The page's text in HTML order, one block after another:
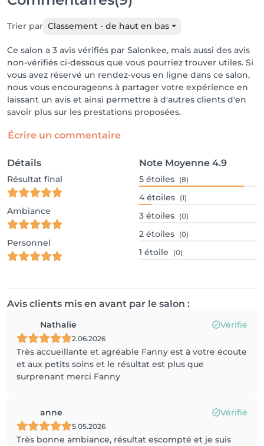
Trier par Classement - de haut en bas
Ce salon a 3 avis vérifiés par Salonkee, mais aussi des avis
non-vérifiés ci-dessous que vous pourriez trouver utiles. Si
vous avez réservé un rendez-vous en ligne dans ce salon,
nous vous encourageons à partager votre expérience en
laissant un avis et ainsi permettre à d'autres clients d'en
savoir plus sur les prestations proposées.
Écrire un commentaire
Détails
Résultat final
Ambiance
Personnel
Note Moyenne 4.9
5 étoiles (8)
4 étoiles (1)
3 étoiles (0)
2 étoiles (0)
1 étoile (0)
Avis clients mis en avant par le salon :
Nathalie Vérifié
2.06.2026
Très accueillante et agréable Fanny est à votre écoute
et aux petits soins et le résultat est plus que
surprenant merci Fanny
anne Vérifié
5.05.2026
Très bonne ambiance, résultat escompté et je suis